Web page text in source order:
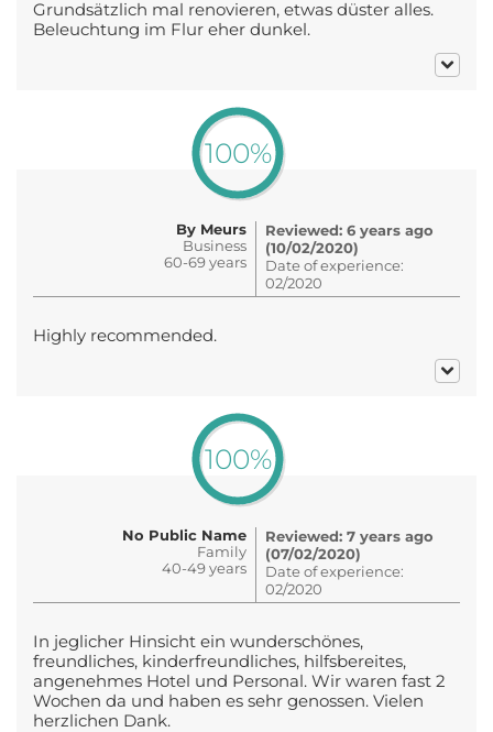
Grundsätzlich mal renovieren, etwas düster alles.
Beleuchtung im Flur eher dunkel.
100%
By Meurs
Business
60-69 years
Reviewed: 6 years ago
(10/02/2020)
Date of experience:
02/2020
Highly recommended.
100%
No Public Name
Family
40-49 years
Reviewed: 7 years ago
(07/02/2020)
Date of experience:
02/2020
In jeglicher Hinsicht ein wunderschönes,
freundliches, kinderfreundliches, hilfsbereites,
angenehmes Hotel und Personal. Wir waren fast 2
Wochen da und haben es sehr genossen. Vielen
herzlichen Dank.